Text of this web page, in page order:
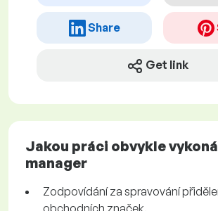
Share
Get link
Jakou práci obvykle
manager
Zodpovídání za spravování